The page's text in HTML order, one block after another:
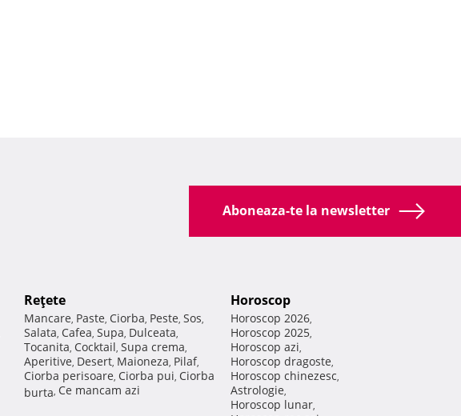
Aboneaza-te la newsletter
Reţete
Mancare, Paste, Ciorba, Peste, Sos,
Salata, Cafea, Supa, Dulceata,
Tocanita, Cocktail, Supa crema,
Aperitive, Desert, Maioneza, Pilaf,
Ciorba perisoare, Ciorba pui, Ciorba
burta, Ce mancam azi
Horoscop
Horoscop 2026,
Horoscop 2025,
Horoscop azi,
Horoscop dragoste,
Horoscop chinezesc,
Astrologie,
Horoscop lunar,